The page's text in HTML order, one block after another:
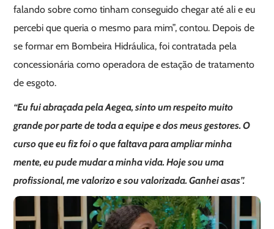
falando sobre como tinham conseguido chegar até ali e eu
percebi que queria o mesmo para mim”, contou. Depois de
se formar em Bombeira Hidráulica, foi contratada pela
concessionária como operadora de estação de tratamento
de esgoto.
“Eu fui abraçada pela Aegea, sinto um respeito muito
grande por parte de toda a equipe e dos meus gestores. O
curso que eu fiz foi o que faltava para ampliar minha
mente, eu pude mudar a minha vida. Hoje sou uma
profissional, me valorizo e sou valorizada. Ganhei asas”.